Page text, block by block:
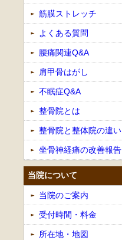
筋膜ストレッチ
よくある質問
腰痛関連Q&A
肩甲骨はがし
不眠症Q&A
整骨院とは
整骨院と整体院の違い
坐骨神経痛の改善報告
当院について
当院のご案内
受付時間・料金
所在地・地図